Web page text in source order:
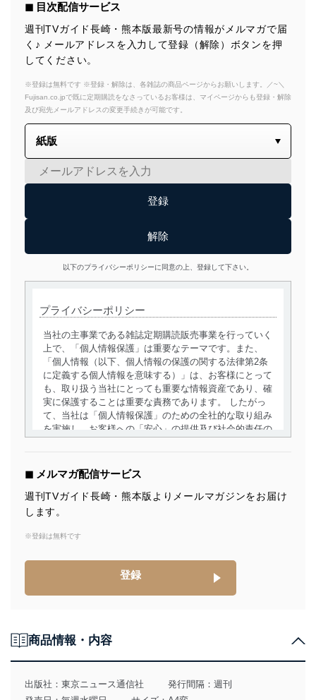
◼︎ 目次配信サービス
週刊TVガイド長崎・熊本版最新号の情報がメルマガで届
く♪ メールアドレスを入力して登録（解除）ボタンを押
してください。
※登録は無料です ※登録・解除は、各雑誌の商品ページからお願いします。／~＼
Fujisan.co.jpで既に定期購読をなさっているお客様は、マイページからも登録・解除
及び宛先メールアドレスの変更手続きが可能です。
以下のプライバシーポリシーに同意の上、登録して下さい。
プライバシーポリシー
当社の主事業である雑誌定期購読販売事業を行っていく
上で、「個人情報保護」は重要なテーマです。また、
「個人情報（以下、個人情報の保護の関する法律第2条
に定義する個人情報を意味する）」は、お客様にとって
も、取り扱う当社にとっても重要な情報資産であり、確
実に保護することは重要な責務であります。 したがっ
て、当社は「個人情報保護」のための全社的な取り組み
を実施し、お客様への「安心」の提供及び社会的責任の
個人情報の取得・利用・提供について
当社は、個人情報の取得・利用・提供に際して、その利
用目的を明確にし、本人の同意を得たうえで利用目的の
達成に必要な範囲内で適法かつ公正な手段によって取
得・利用・提供を行います。また、当社が保有している
供・開示は行いません。当社においてはこれらの取り組
みを確実にするため、従業者等の教育を徹底してまいり
その他の規範を遵守します。また、当社の管理の仕組み
に、これらの法令及びその他の規範を常に適合させま
す。
◼︎ メルマガ配信サービス
週刊TVガイド長崎・熊本版よりメールマガジンをお届け
します。
※登録は無料です
登録
商品情報・内容
出版社： 東京ニュース通信社
発行間隔：週刊